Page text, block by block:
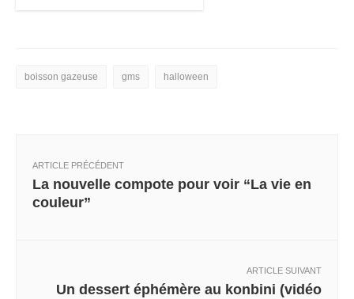
boisson gazeuse gms halloween
ARTICLE PRÉCÉDENT
La nouvelle compote pour voir “La vie en
couleur”
ARTICLE SUIVANT
Un dessert éphémère au konbini (vidéo